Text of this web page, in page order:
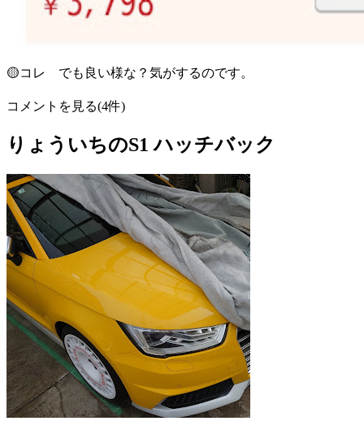
🟡コレ でも良い様な？気がするのです。
コメントを見る(4件)
りょういちのS1 ハッチバック